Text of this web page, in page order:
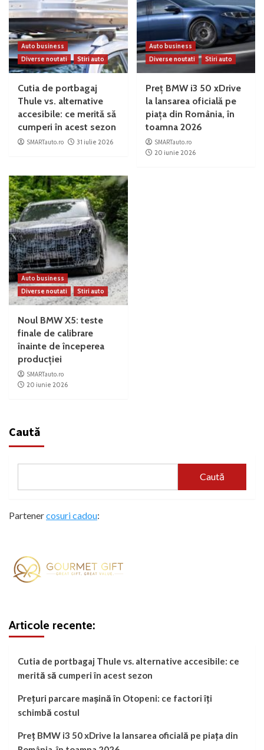
Auto business
Diverse noutati
Stiri auto
Cutia de portbagaj
Thule vs. alternative
accesibile: ce merită să
cumperi în acest sezon
SMARTauto.ro 31 iulie 2026
Auto business
Diverse noutati
Stiri auto
Preț BMW i3 50 xDrive
la lansarea oficială pe
piața din România, în
toamna 2026
SMARTauto.ro
20 iunie 2026
Auto business
Diverse noutati
Stiri auto
Noul BMW X5: teste
finale de calibrare
înainte de începerea
producției
SMARTauto.ro
20 iunie 2026
Caută
Caută
Partenercosuri cadou:
Articole recente:
Cutia de portbagaj Thule vs. alternative accesibile: ce
merită să cumperi în acest sezon
Prețuri parcare mașină în Otopeni: ce factori îți
schimbă costul
Preț BMW i3 50 xDrive la lansarea oficială pe piața din